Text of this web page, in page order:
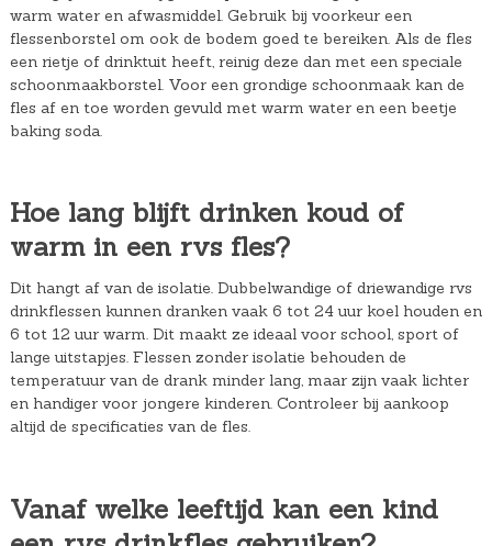
warm water en afwasmiddel. Gebruik bij voorkeur een
flessenborstel om ook de bodem goed te bereiken. Als de fles
een rietje of drinktuit heeft, reinig deze dan met een speciale
schoonmaakborstel. Voor een grondige schoonmaak kan de
fles af en toe worden gevuld met warm water en een beetje
baking soda.
Hoe lang blijft drinken koud of
warm in een rvs fles?
Dit hangt af van de isolatie. Dubbelwandige of driewandige rvs
drinkflessen kunnen dranken vaak 6 tot 24 uur koel houden en
6 tot 12 uur warm. Dit maakt ze ideaal voor school, sport of
lange uitstapjes. Flessen zonder isolatie behouden de
temperatuur van de drank minder lang, maar zijn vaak lichter
en handiger voor jongere kinderen. Controleer bij aankoop
altijd de specificaties van de fles.
Vanaf welke leeftijd kan een kind